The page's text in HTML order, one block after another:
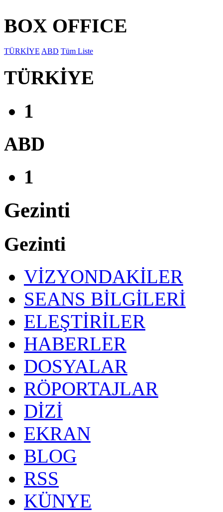
BOX OFFICE
TÜRKİYE ABD Tüm Liste
TÜRKİYE
1
ABD
1
Gezinti
Gezinti
VİZYONDAKİLER
SEANS BİLGİLERİ
ELEŞTİRİLER
HABERLER
DOSYALAR
RÖPORTAJLAR
DİZİ
EKRAN
BLOG
RSS
KÜNYE